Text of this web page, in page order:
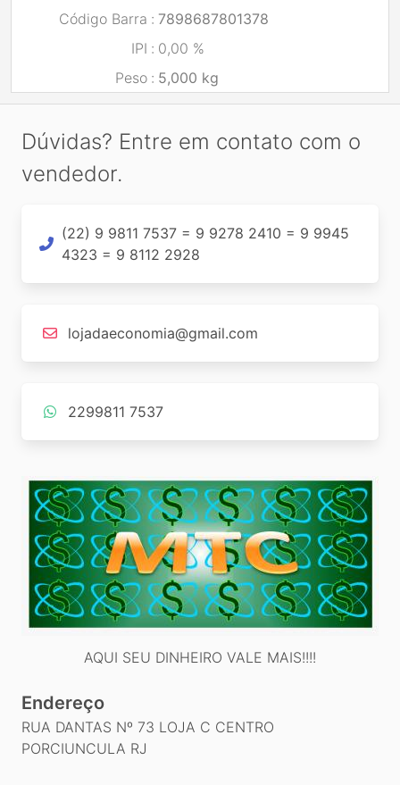
Código Barra : 7898687801378
IPI : 0,00 %
Peso : 5,000 kg
Dúvidas? Entre em contato com o
vendedor.
(22) 9 9811 7537 = 9 9278 2410 = 9 9945
4323 = 9 8112 2928
lojadaeconomia@gmail.com
2299811 7537
AQUI SEU DINHEIRO VALE MAIS!!!!
Endereço
RUA DANTAS Nº 73 LOJA C CENTRO
PORCIUNCULA RJ